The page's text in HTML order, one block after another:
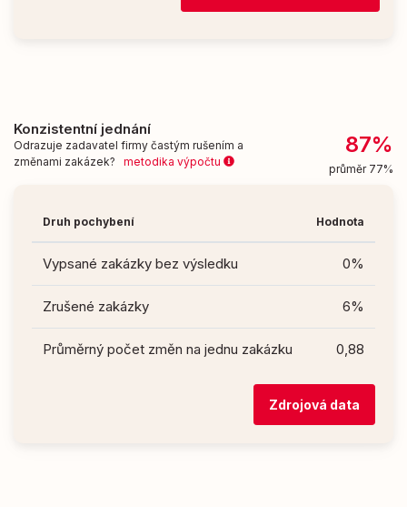
Konzistentní jednání
Odrazuje zadavatel firmy častým rušením a
změnami zakázek? metodika výpočtu
87%
průměr 77%
Druh pochybení Hodnota
Vypsané zakázky bez výsledku 0%
Zrušené zakázky 6%
Průměrný počet změn na jednu zakázku 0,88
Zdrojová data